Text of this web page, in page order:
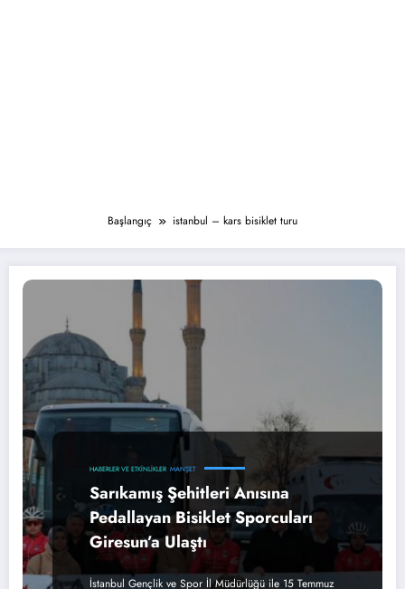
Başlangıç istanbul – kars bisiklet turu
HABERLER VE ETKINLIKLER MANŞET
Sarıkamış Şehitleri Anısına
Pedallayan Bisiklet Sporcuları
Giresun’a Ulaştı
İstanbul Gençlik ve Spor İl Müdürlüğü ile 15 Temmuz